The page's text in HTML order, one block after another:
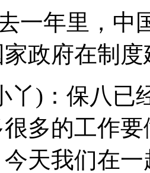
一年里，中
政府在制
丫)：保八已
多的工作
天我们在